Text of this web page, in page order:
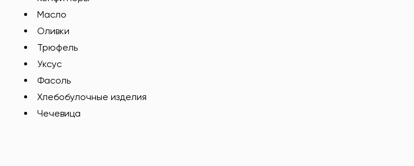
Масло
Оливки
Трюфель
Уксус
Фасоль
Хлебобулочные изделия
Чечевица